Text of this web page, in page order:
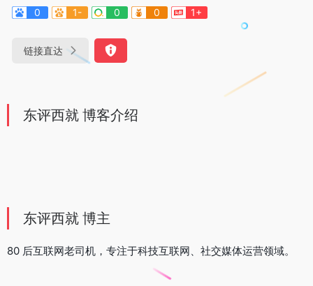
0
1- 0 0 1+
链接直达
东评西就 博客介绍
东评西就 博主
80 后互联网老司机，专注于科技互联网、社交媒体运营领域。